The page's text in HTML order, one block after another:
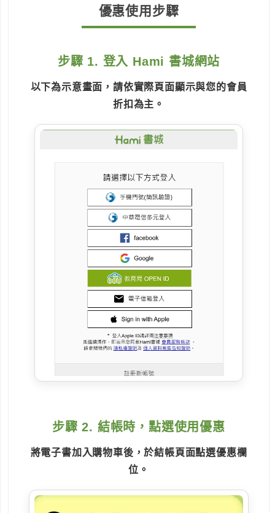
優惠使用步驟
步驟 1. 登入 Hami 書城網站
以下為示意畫面，請依實際頁面顯示與您的會員
折扣為主。
步驟 2. 結帳時，點選使用優惠
將電子書加入購物車後，於結帳頁面點選優惠欄
位。